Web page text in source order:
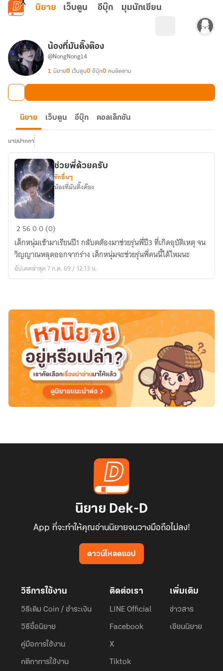
ข้ามไปยังเนื้อหาหลัก
นิยาย เว็บตูน อีบุ๊ก มุมนักเขียน
น้องที่มันติ๊งต๊อง
@NongNong14
1 นิยาย0 เว็บตูน0 อีบุ๊ก0 คนติดตาม
นิยาย เว็บตูน อีบุ๊ก คอลเล็กชัน
นามปากกา
ช่วย
พี่
ด้วย
ครับ
ช่วยพี่ด้วยครับ
รักอื่นๆ
น้องที่มันติ๊งต๊อง
2 5600 (0)
เด็กหนุ่มเข้ามาเรียนปี1 กลับตต้องมาช่วยรุ่นพี่ปี3 ที่เกิดอุบัติเหตุ จน
วิญญาณหลุดออกจากร่าง เด็กหนุ่มจะช่วยรุ่นพี่คนนี้ได้ไหมนะ
อัปเดตล่าสุด 7 ก.ค. 69 / 12:13 น.
นิยาย Dek-D
App ที่จะทำให้คุณอ่านนิยายจนวางมือถือไม่ลง!
ดาวน์โหลดแอป
วิธีการใช้งาน
วิธีเติม Coin / ชำระเงิน
วิธีซื้อนิยาย
คู่มือการใช้งาน
กติกาการใช้งาน
ติดต่อเรา
LINE Official
Facebook
X
Tiktok
เพิ่มเติม
ข่าวสาร
เขียนนิยาย